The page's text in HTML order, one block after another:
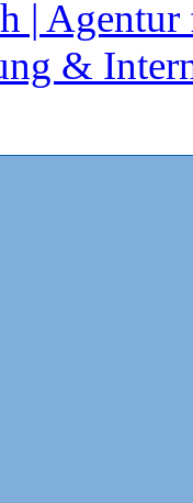
| Agentur
&